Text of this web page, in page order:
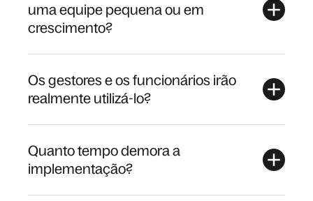
uma equipe pequena ou em
crescimento?
Os gestores e os funcionários irão
realmente utilizá-lo?
Quanto tempo demora a
implementação?